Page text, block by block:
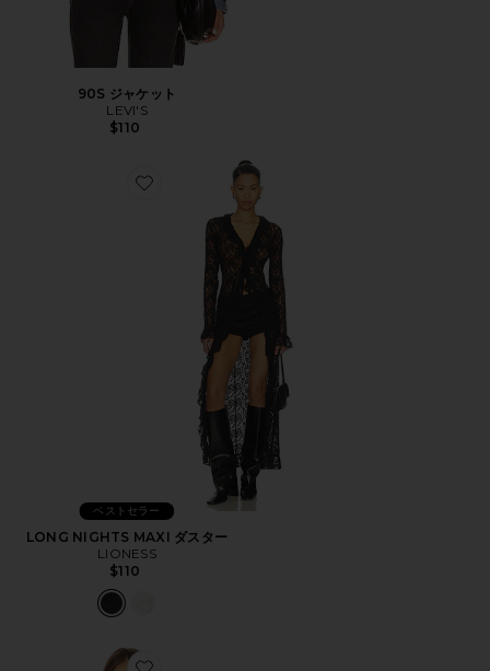
90S ジャケット
LEVI'S
$110
Favorite LONG NIGHTS MAXI ダスター
ベストセラー
LONG NIGHTS MAXI ダスター
LIONESS
$110